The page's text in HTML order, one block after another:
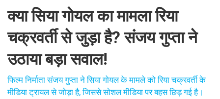
क्या सिया गोयल का मामला रिया
चक्रवर्ती से जुड़ा है? संजय गुप्ता ने
उठाया बड़ा सवाल!
फिल्म निर्माता संजय गुप्ता ने सिया गोयल के मामले को रिया चक्रवर्ती के
मीडिया ट्रायल से जोड़ा है, जिससे सोशल मीडिया पर बहस छिड़ गई है।